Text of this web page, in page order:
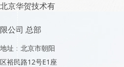
北京华贺技术有
限公司 总部
地址：北京市朝阳
区裕民路12号E1座